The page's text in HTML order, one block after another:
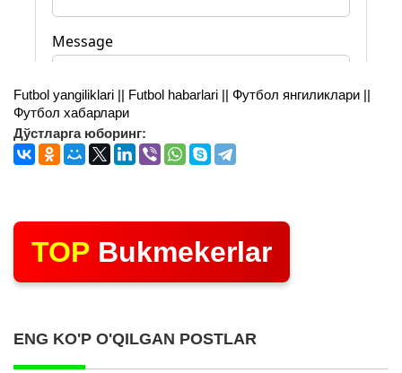
Futbol yangiliklari || Futbol habarlari || Футбол янгиликлари ||
Футбол хабарлари
Дўстларга юборинг:
TOP Bukmekerlar
ENG KO'P O'QILGAN POSTLAR